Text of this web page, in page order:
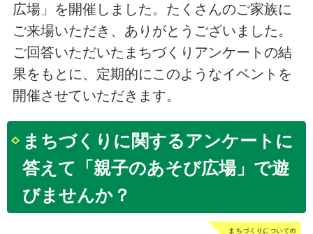
広場」を開催しました。たくさんのご家族に
ご来場いただき、ありがとうございました。
ご回答いただいたまちづくりアンケートの結
果をもとに、定期的にこのようなイベントを
開催させていただきます。
まちづくりに関するアンケートに
答えて「親子のあそび広場」で遊
びませんか？